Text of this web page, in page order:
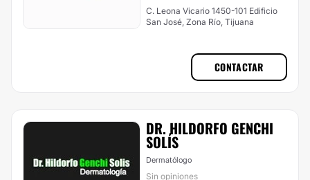
C. Leona Vicario 1450-101 Edificio
San José, Zona Río, Tijuana
CONTACTAR
DR. HILDORFO GENCHI
SOLÍS
Dermatólogo
Sin opiniones